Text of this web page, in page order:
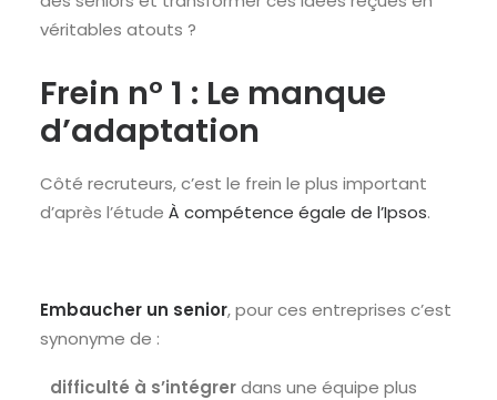
véritables atouts ?
Frein n° 1 : Le manque
d’adaptation
Côté recruteurs, c’est le frein le plus important
d’après l’étude À compétence égale de l’Ipsos.
Embaucher un senior, pour ces entreprises c’est
synonyme de :
difficulté à s’intégrerdans une équipe plus